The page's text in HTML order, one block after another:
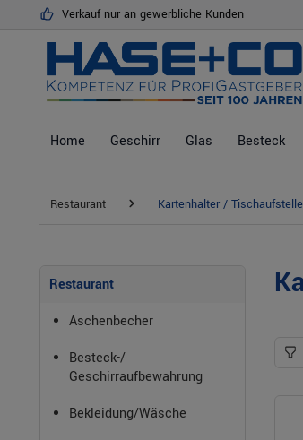
Zur Hauptnavigation springen
Verkauf nur an gewerbliche Kunden
Home Geschirr Glas Besteck
Restaurant Kartenhalter /
Restaurant
Aschenbecher
Besteck-/
Geschirraufbewahrung
Bekleidung/Wäsche